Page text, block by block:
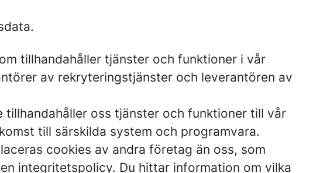
tillhandahåller tjänster och funktioner i vår
av rekryteringstjänster och leverantören av
oss tjänster och funktioner till vår
till särskilda system och programvara.
cookies av andra företag än oss, som
integritetspolicy. Du hittar information om vilka